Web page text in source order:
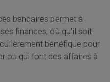
bancaires permet à
finances, où qu'il soit
bénéfique pour
ou qui font des affaires à